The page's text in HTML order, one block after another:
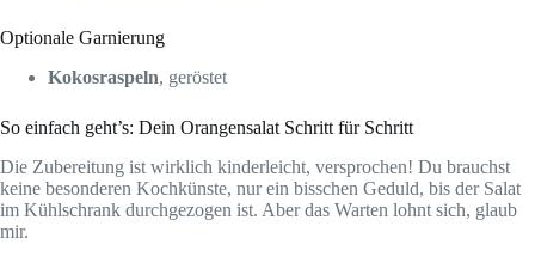
Optionale Garnierung
Kokosraspeln, geröstet
So einfach geht’s: Dein Orangensalat Schritt für Schritt
Die Zubereitung ist wirklich kinderleicht, versprochen! Du brauchst
keine besonderen Kochkünste, nur ein bisschen Geduld, bis der Salat
im Kühlschrank durchgezogen ist. Aber das Warten lohnt sich, glaub
mir.